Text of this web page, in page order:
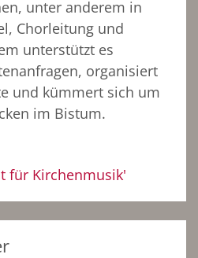
unter anderem in
Chorleitung und
unterstützt es
organisiert
und kümmert sich um
im Bistum.
für Kirchenmusik'